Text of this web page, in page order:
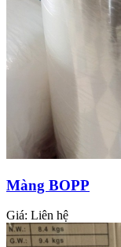
Màng BOPP
Giá: Liên hệ